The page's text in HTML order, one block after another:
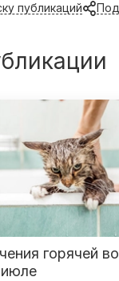
публикаций
горячей